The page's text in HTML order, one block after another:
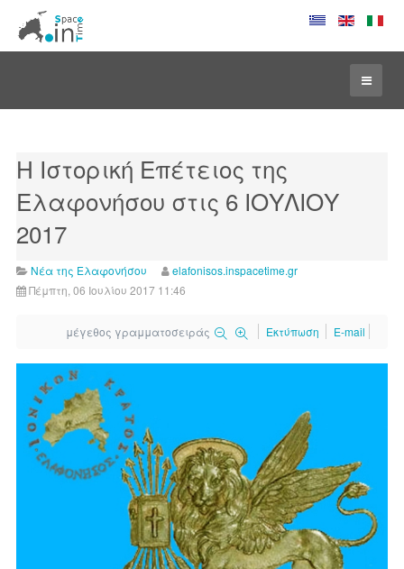
Η Ιστορική Επέτειος της
Ελαφονήσου στις 6 ΙΟΥΛΙΟΥ
2017
Νέα της Ελαφονήσου
elafonisos.inspacetime.gr
Πέμπτη, 06 Ιουλίου 2017 11:46
μέγεθος γραμματοσειράς Εκτύπωση E-mail